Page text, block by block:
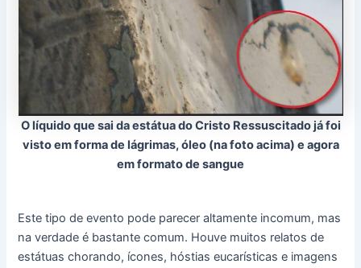
O líquido que sai da estátua do Cristo Ressuscitado já foi
visto em forma de lágrimas, óleo (na foto acima) e agora
em formato de sangue
Este tipo de evento pode parecer altamente incomum, mas
na verdade é bastante comum. Houve muitos relatos de
estátuas chorando, ícones, hóstias eucarísticas e imagens